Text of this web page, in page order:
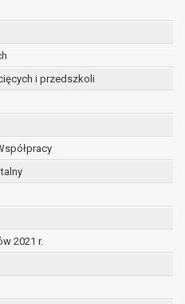
i przedszkoli
2021 r.
publicznym lub w ramach
przetwarzania do celów
interesów realizowanych
trzecią.
z Pani/Pana szczególną
że wykaże on istnienie ważnych
nadrzędnych wobec
dotyczą, lub podstaw do
danych osobowych
danych osobowych (art. 6
prawo do cofnięcia tej zgody w
na zgodność przetwarzania,